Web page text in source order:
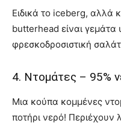
Ειδικά το iceberg, αλλά
butterhead είναι γεμάτα
φρεσκοδροσιστική
4. Ντομάτες – 95%
Μια κούπα κομμένες
ποτήρι νερό! Περιέχουν